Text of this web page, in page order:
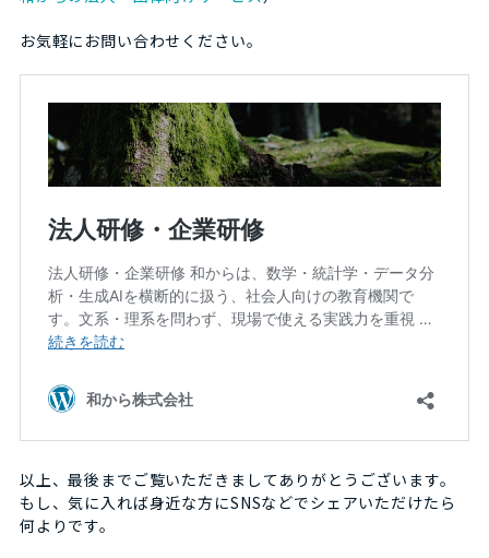
お気軽にお問い合わせください。
以上、最後までご覧いただきましてありがとうございます。
もし、気に入れば身近な方にSNSなどでシェアいただけたら
何よりです。